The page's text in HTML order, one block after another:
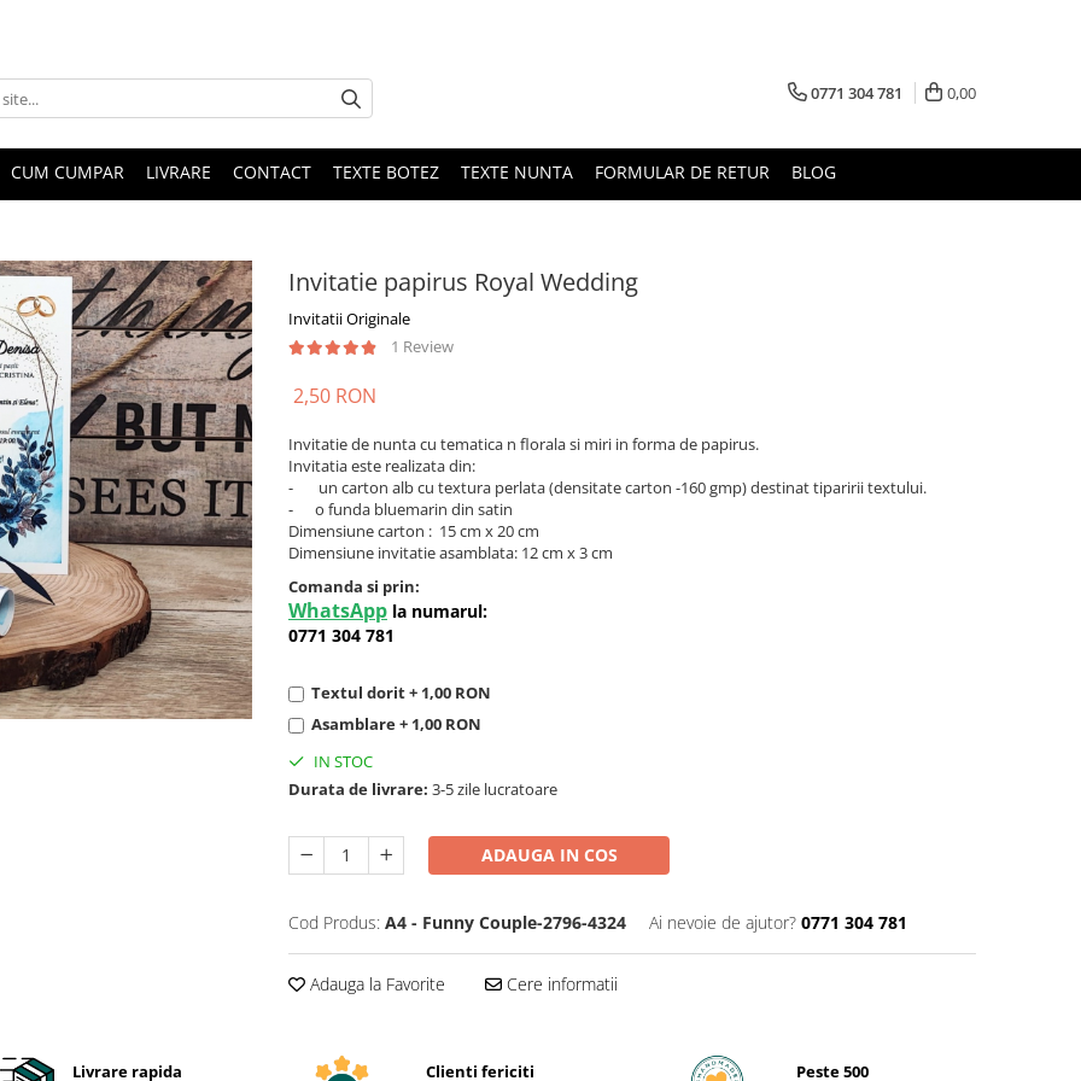
0771 304 781 0,00
CUM CUMPAR LIVRARE CONTACT TEXTE BOTEZ TEXTE NUNTA FORMULAR DE RETUR BLOG
Invitatie papirus Royal Wedding
Invitatii Originale
1 Review
2,50 RON
Invitatie de nunta cu tematica n florala si miri in forma de papirus.
Invitatia este realizata din:
- un carton alb cu textura perlata (densitate carton -160 gmp) destinat tiparirii textului.
- o funda bluemarin din satin
Dimensiune carton : 15 cm x 20 cm
Dimensiune invitatie asamblata: 12 cm x 3 cm
Comanda si prin:
WhatsApp la numarul:
0771 304 781
Textul dorit + 1,00 RON
Asamblare + 1,00 RON
IN STOC
Durata de livrare: 3-5 zile lucratoare
ADAUGA IN COS
Cod Produs: A4 - Funny Couple-2796-4324 Ai nevoie de ajutor? 0771 304 781
Adauga la Favorite Cere informatii
Livrare rapida Clienti fericiti Peste 500